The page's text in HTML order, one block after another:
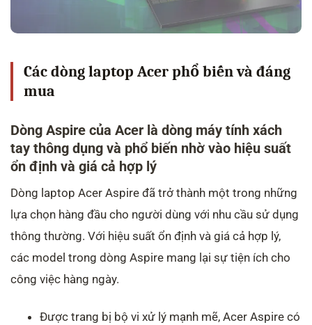
Các dòng laptop Acer phổ biến và đáng
mua
Dòng Aspire của Acer là dòng máy tính xách
tay thông dụng và phổ biến nhờ vào hiệu suất
ổn định và giá cả hợp lý
Dòng laptop Acer Aspire đã trở thành một trong những
lựa chọn hàng đầu cho người dùng với nhu cầu sử dụng
thông thường. Với hiệu suất ổn định và giá cả hợp lý,
các model trong dòng Aspire mang lại sự tiện ích cho
công việc hàng ngày.
Được trang bị bộ vi xử lý mạnh mẽ, Acer Aspire có